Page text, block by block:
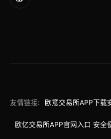
友情链接: 欧意交易所APP下载
欧亿交易所APP官网入口 安全